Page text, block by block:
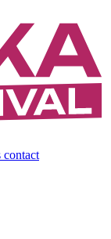
contact